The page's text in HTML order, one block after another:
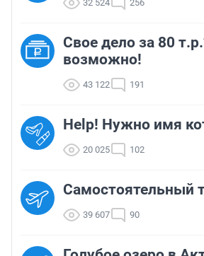
32 524 256
Свое дело за 80
возможно!
43 122 191
Help! Нужно имя
20 025 102
Самостоятельный
39 607 90